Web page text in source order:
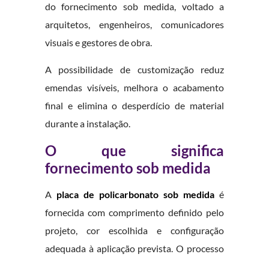
do fornecimento sob medida, voltado a
arquitetos, engenheiros, comunicadores
visuais e gestores de obra.
A possibilidade de customização reduz
emendas visíveis, melhora o acabamento
final e elimina o desperdício de material
durante a instalação.
O que significa
fornecimento sob medida
A placa de policarbonato sob medida é
fornecida com comprimento definido pelo
projeto, cor escolhida e configuração
adequada à aplicação prevista. O processo